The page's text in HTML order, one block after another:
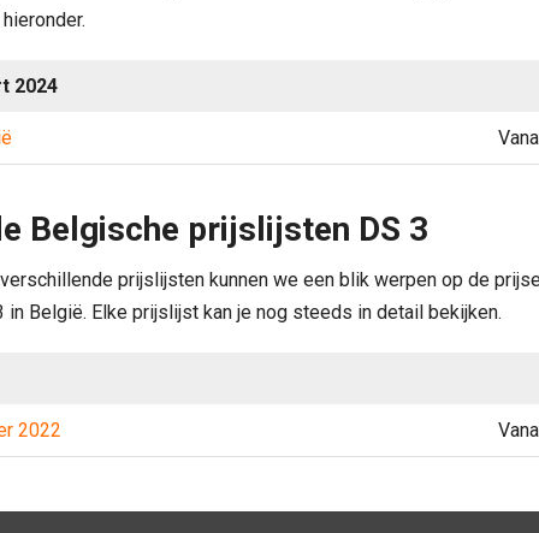
2024
Belgische prijslijsten DS 3
prijslijsten kunnen we een blik werpen op de
in België. Elke prijslijst kan je nog steeds in detail bekijken.
2022